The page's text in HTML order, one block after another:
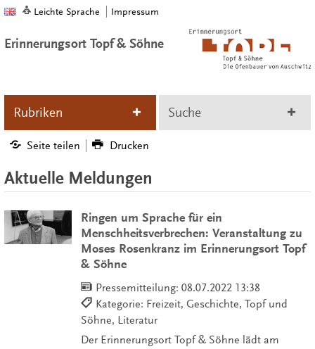
Leichte Sprache Impressum
Erinnerungsort Topf & Söhne
Rubriken Suche
Seite teilen Drucken
Aktuelle Meldungen
Ringen um Sprache für ein
Menschheitsverbrechen: Veranstaltung zu
Moses Rosenkranz im Erinnerungsort Topf
& Söhne
Pressemitteilung: 08.07.2022 13:38
Kategorie: Freizeit, Geschichte, Topf und
Söhne, Literatur
Der Erinnerungsort Topf & Söhne lädt am